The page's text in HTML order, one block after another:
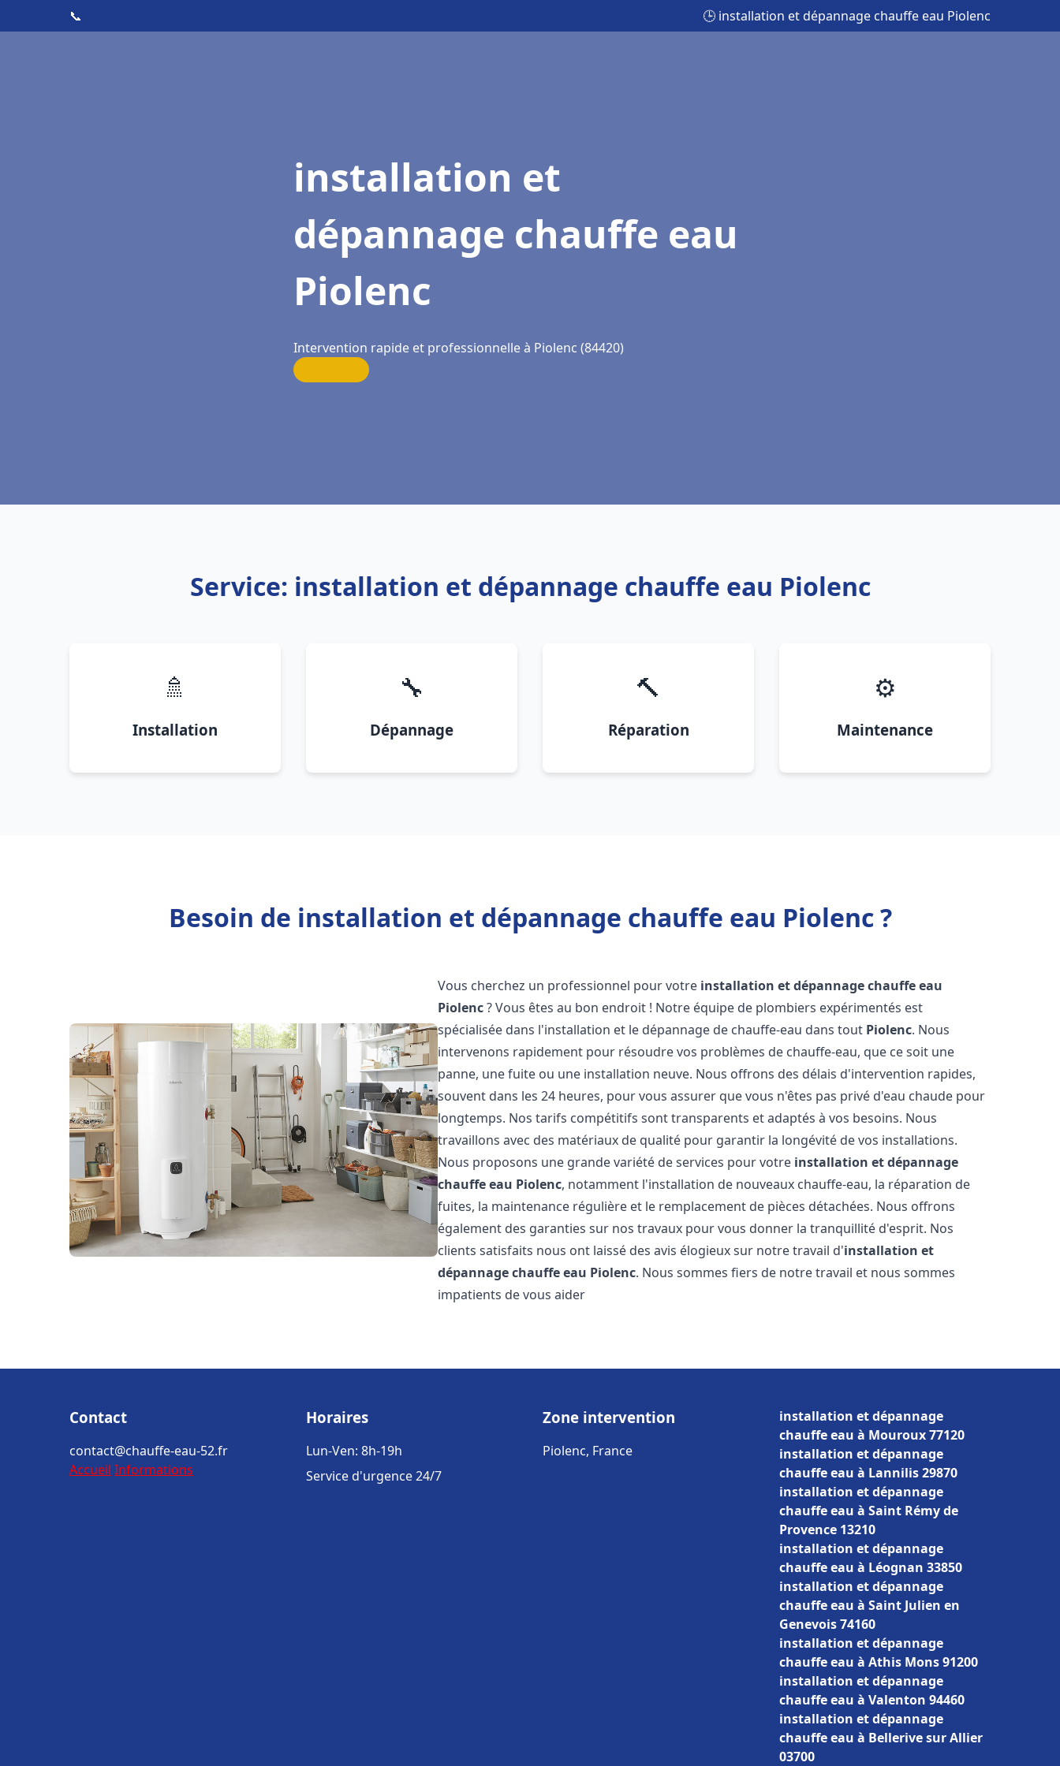
📞 🕒 installation et dépannage chauffe eau Piolenc
installation et
dépannage chauffe eau
Piolenc
Intervention rapide et professionnelle à Piolenc (84420)
Service: installation et dépannage chauffe eau Piolenc
🚿
Installation
🔧
Dépannage
🔨
Réparation
⚙️
Maintenance
Besoin de installation et dépannage chauffe eau Piolenc ?
Vous cherchez un professionnel pour votre installation et dépannage chauffe eau
Piolenc? Vous êtes au bon endroit ! Notre équipe de plombiers expérimentés est
spécialisée dans l'installation et le dépannage de chauffe-eau dans tout Piolenc. Nous
intervenons rapidement pour résoudre vos problèmes de chauffe-eau, que ce soit une
panne, une fuite ou une installation neuve. Nous offrons des délais d'intervention rapides,
souvent dans les 24 heures, pour vous assurer que vous n'êtes pas privé d'eau chaude pour
longtemps. Nos tarifs compétitifs sont transparents et adaptés à vos besoins. Nous
travaillons avec des matériaux de qualité pour garantir la longévité de vos installations.
Nous proposons une grande variété de services pour votre installation et dépannage
chauffe eau Piolenc, notamment l'installation de nouveaux chauffe-eau, la réparation de
fuites, la maintenance régulière et le remplacement de pièces détachées. Nous offrons
également des garanties sur nos travaux pour vous donner la tranquillité d'esprit. Nos
clients satisfaits nous ont laissé des avis élogieux sur notre travail d'installation et
dépannage chauffe eau Piolenc. Nous sommes fiers de notre travail et nous sommes
impatients de vous aider
Contact
contact@chauffe-eau-52.fr
Accueil Informations
Horaires
Lun-Ven: 8h-19h
Service d'urgence 24/7
Zone intervention
Piolenc, France
installation et dépannage
chauffe eau à Mouroux 77120
installation et dépannage
chauffe eau à Lannilis 29870
installation et dépannage
chauffe eau à Saint Rémy de
Provence 13210
installation et dépannage
chauffe eau à Léognan 33850
installation et dépannage
chauffe eau à Saint Julien en
Genevois 74160
installation et dépannage
chauffe eau à Athis Mons 91200
installation et dépannage
chauffe eau à Valenton 94460
installation et dépannage
chauffe eau à Bellerive sur Allier
03700